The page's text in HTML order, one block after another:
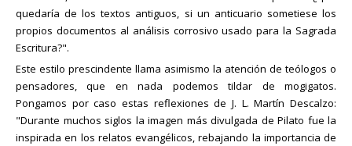
quedaría de los textos antiguos, si un anticuario sometiese los
propios documentos al análisis corrosivo usado para la Sagrada
Escritura?".
Este estilo prescindente llama asimismo la atención de teólogos o
pensadores, que en nada podemos tildar de mogigatos.
Pongamos por caso estas reflexiones de J. L. Martín Descalzo:
"Durante muchos siglos la imagen más divulgada de Pilato fue la
inspirada en los relatos evangélicos, rebajando la importancia de